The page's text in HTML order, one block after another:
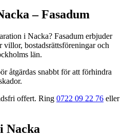
– Fasadum
i Nacka? Fasadum erbjuder
villor, bostadsrättsföreningar och
län.
åtgärdas snabbt för att förhindra
offert. Ring 0722 09 22 76 eller
i Nacka